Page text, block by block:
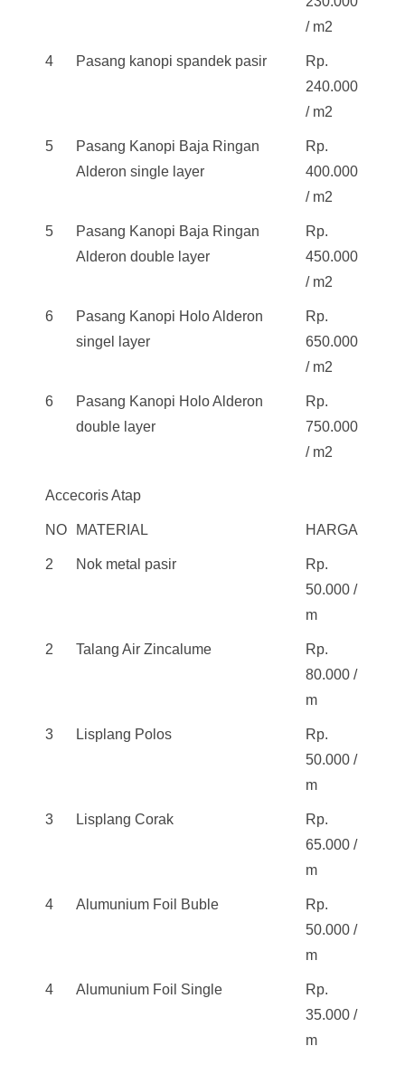
/ m2
4 Pasang kanopi spandek pasir
Rp.
240.000
/ m2
5
Pasang Kanopi Baja Ringan
Alderon single layer
Rp.
400.000
/ m2
5
Pasang Kanopi Baja Ringan
Alderon double layer
Rp.
450.000
/ m2
6
Pasang Kanopi Holo Alderon
singel layer
Rp.
650.000
/ m2
6
Pasang Kanopi Holo Alderon
double layer
Rp.
750.000
/ m2
Accecoris Atap
NO MATERIAL HARGA
2 Nok metal pasir
Rp.
50.000 /
m
2 Talang Air Zincalume
Rp.
80.000 /
m
3 Lisplang Polos
Rp.
50.000 /
m
3 Lisplang Corak
Rp.
65.000 /
m
4 Alumunium Foil Buble
Rp.
50.000 /
m
4 Alumunium Foil Single
Rp.
35.000 /
m